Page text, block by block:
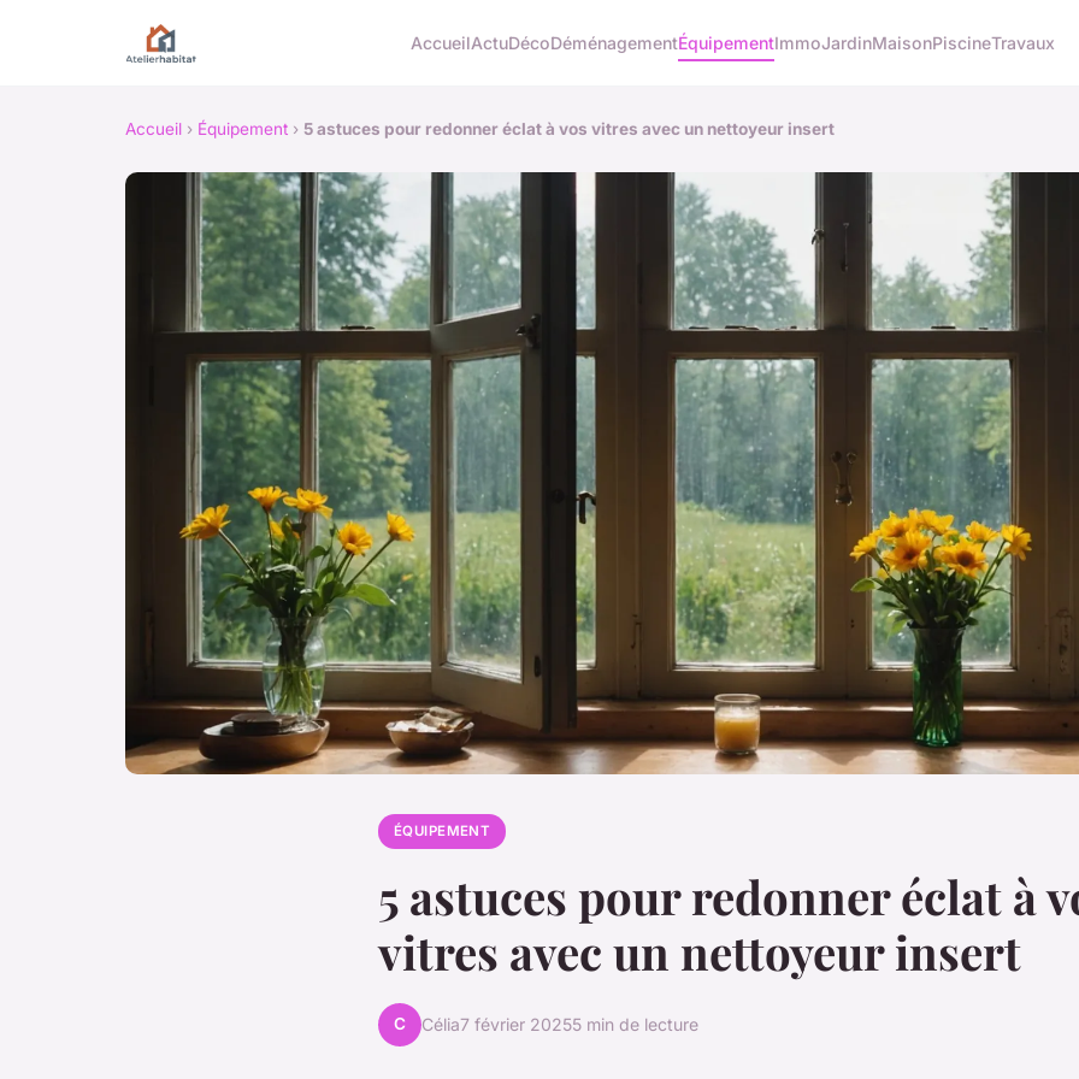
AccueilActuDécoDéménagementÉquipementImmoJardinMaisonPiscineTravaux
Accueil › Équipement › 5 astuces pour redonner éclat à vos vitres avec un nettoyeur insert
ÉQUIPEMENT
5 astuces pour redonner éclat à
vitres avec un nettoyeur insert
C Célia7 février 20255 min de lecture